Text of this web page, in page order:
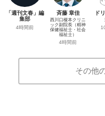
「週刊文春」編
集部
4時間前
斉藤 章佳
西川口榎本クリニ
ック副院長（精神
保健福祉士・社会
福祉士）
4時間前
ド
その他